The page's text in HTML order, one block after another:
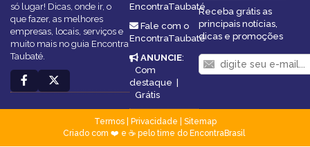
só lugar! Dicas, onde ir, o
que fazer, as melhores
empresas, locais, serviços e
muito mais no guia Encontra
Taubaté.
EncontraTaubaté
Fale com o
EncontraTaubaté
ANUNCIE:
Com
destaque
Grátis
Receba grátis as
principais notícias,
dicas e promoções
Termos| Privacidade
Sitemap
Criado com ❤️ e ☕ pelo time do EncontraBrasil